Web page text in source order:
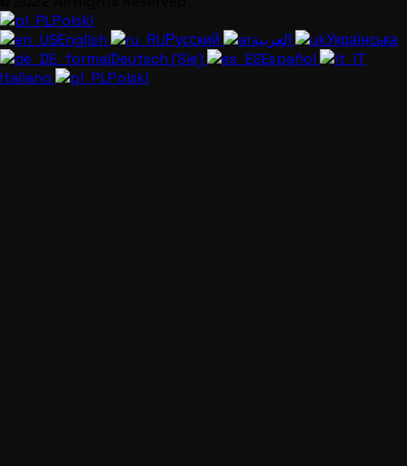
Polski
English
Русский
Українська
Deutsch (Sie)
Español
Italiano
Polski